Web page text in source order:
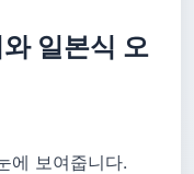
일본식 오
에 보여줍니다.